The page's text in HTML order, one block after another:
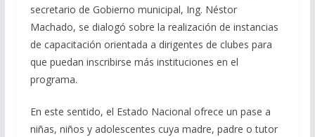
secretario de Gobierno municipal, Ing. Néstor
Machado, se dialogó sobre la realización de instancias
de capacitación orientada a dirigentes de clubes para
que puedan inscribirse más instituciones en el
programa.
En este sentido, el Estado Nacional ofrece un pase a
niñas, niños y adolescentes cuya madre, padre o tutor